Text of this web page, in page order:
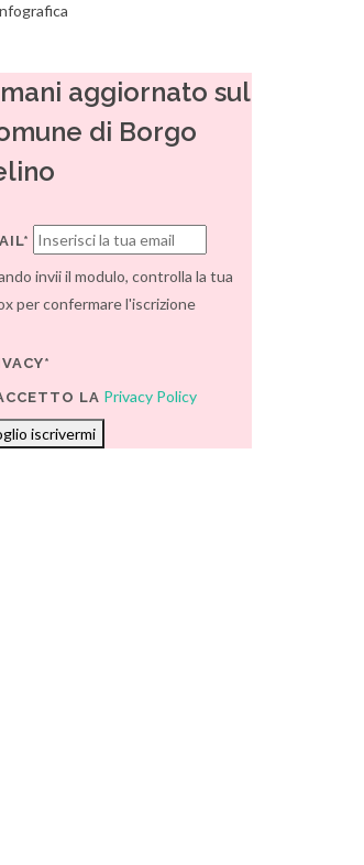
aggiornato sul
di Borgo
invii il modulo, controlla la tua
per confermare l'iscrizione
LA Privacy Policy
iscrivermi